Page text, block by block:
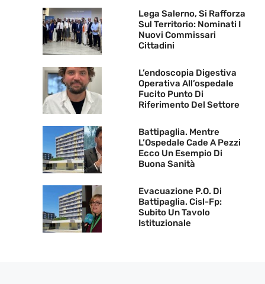
Lega Salerno, Si Rafforza
Sul Territorio: Nominati I
Nuovi Commissari
Cittadini
L’endoscopia Digestiva
Operativa All’ospedale
Fucito Punto Di
Riferimento Del Settore
Battipaglia. Mentre
L’Ospedale Cade A Pezzi
Ecco Un Esempio Di
Buona Sanità
Evacuazione P.O. Di
Battipaglia. Cisl-Fp:
Subito Un Tavolo
Istituzionale